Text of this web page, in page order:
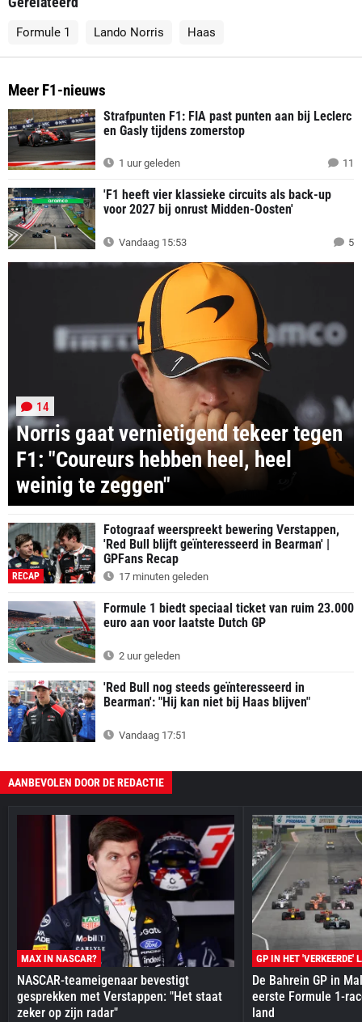
Formule 1 Lando Norris Haas
Meer F1-nieuws
Strafpunten F1: FIA past punten aan bij Leclerc
en Gasly tijdens zomerstop
1 uur geleden 11
'F1 heeft vier klassieke circuits als back-up
voor 2027 bij onrust Midden-Oosten'
Vandaag 15:53 5
Norris gaat vernietigend tekeer tegen
F1: "Coureurs hebben heel, heel
weinig te zeggen"
14
RECAP
Fotograaf weerspreekt bewering Verstappen,
'Red Bull blijft geïnteresseerd in Bearman' |
GPFans Recap
17 minuten geleden
Formule 1 biedt speciaal ticket van ruim 23.000
euro aan voor laatste Dutch GP
2 uur geleden
'Red Bull nog steeds geïnteresseerd in
Bearman': "Hij kan niet bij Haas blijven"
Vandaag 17:51
AANBEVOLEN DOOR DE REDACTIE
MAX IN NASCAR?
NASCAR-teameigenaar bevestigt
gesprekken met Verstappen: "Het staat
zeker op zijn radar"
GP IN HET 'VERKEERDE'
De Bahrein GP in
eerste Formule 1-
land